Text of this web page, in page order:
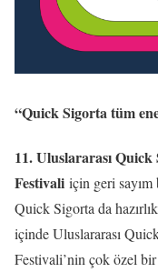
“Quick Sigorta tüm
11. Uluslararası
Festivali için geri sayım
Quick Sigorta da
içinde Uluslararası
Festivali’nin çok özel